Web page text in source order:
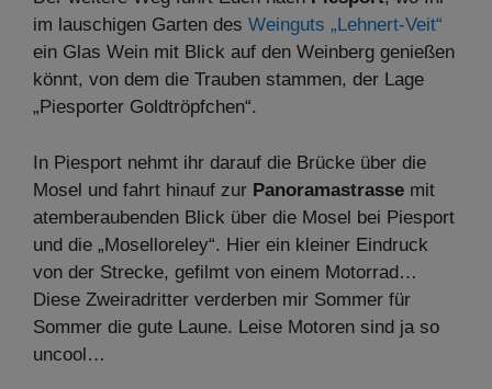
im lauschigen Garten des Weinguts „Lehnert-Veit“
ein Glas Wein mit Blick auf den Weinberg genießen
könnt, von dem die Trauben stammen, der Lage
„Piesporter Goldtröpfchen“.
In Piesport nehmt ihr darauf die Brücke über die
Mosel und fahrt hinauf zur Panoramastrasse mit
atemberaubenden Blick über die Mosel bei Piesport
und die „Moselloreley“. Hier ein kleiner Eindruck
von der Strecke, gefilmt von einem Motorrad…
Diese Zweiradritter verderben mir Sommer für
Sommer die gute Laune. Leise Motoren sind ja so
uncool…